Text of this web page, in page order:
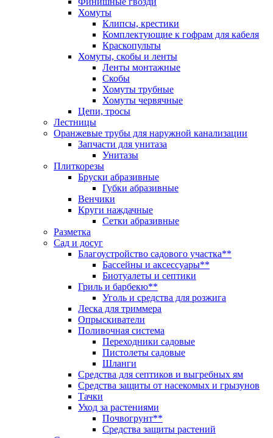
Хомуты
Клипсы, крестики
Комплектующие к гофрам для кабеля
Краскопульты
Хомуты, скобы и ленты
Ленты монтажные
Скобы
Хомуты трубные
Хомуты червячные
Цепи, тросы
Лестницы
Оранжевые трубы для наружной канализации
Запчасти для унитаза
Унитазы
Плиткорезы
Бруски абразивные
Губки абразивные
Венчики
Круги наждачные
Сетки абразивные
Разметка
Сад и досуг
Благоустройство садового участка**
Бассейны и аксессуары**
Биотуалеты и септики
Гриль и барбекю**
Уголь и средства для розжига
Леска для триммера
Опрыскиватели
Поливочная система
Переходники садовые
Пистолеты садовые
Шланги
Средства для септиков и выгребных ям
Средства защиты от насекомых и грызунов
Тачки
Уход за растениями
Почвогрунт**
Средства защиты растений